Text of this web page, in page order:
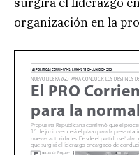
organización en la